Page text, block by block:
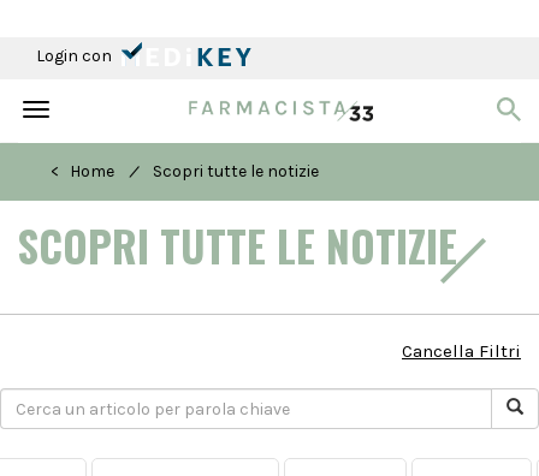
Login con
Toggle
< Home
/ Scopri tutte le notizie
SCOPRI TUTTE LE NOTIZIE
Cancella Filtri